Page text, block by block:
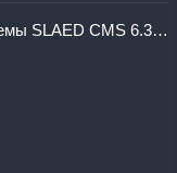
Тестируем релиз Pre-Alpha версии системы SLAED CMS 6.3 Pro